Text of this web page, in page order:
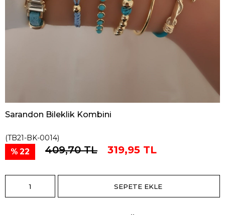
Sarandon Bileklik Kombini
(TB21-BK-0014)
22 409,70 TL 319,95 TL